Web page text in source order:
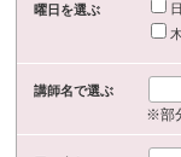
曜日を選ぶ
講師名で選ぶ
※部